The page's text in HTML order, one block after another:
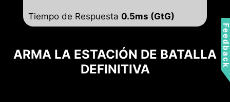
Tiempo de Respuesta 0.5ms (GtG)
ARMA LA ESTACIÓN DE BATALLA
DEFINITIVA